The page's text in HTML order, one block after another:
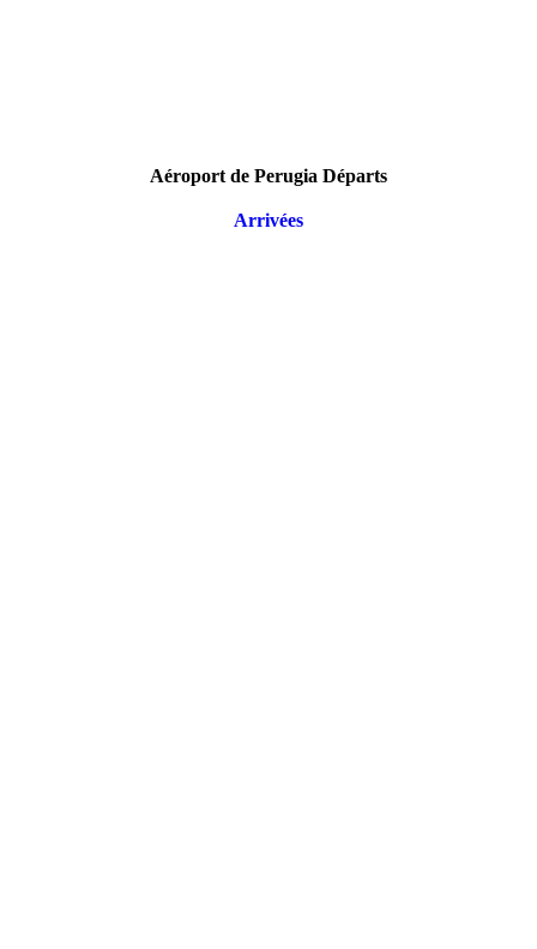
Aéroport de Perugia Départs
Arrivées